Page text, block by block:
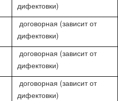
дифектовки)
договорная (зависит от
дифектовки)
договорная (зависит от
дифектовки)
договорная (зависит от
дифектовки)